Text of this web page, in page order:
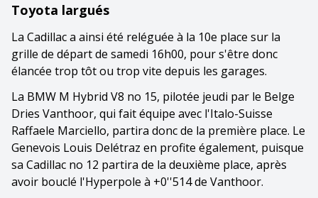
Toyota largués
La Cadillac a ainsi été reléguée à la 10e place sur la
grille de départ de samedi 16h00, pour s'être donc
élancée trop tôt ou trop vite depuis les garages.
La BMW M Hybrid V8 no 15, pilotée jeudi par le Belge
Dries Vanthoor, qui fait équipe avec l'Italo-Suisse
Raffaele Marciello, partira donc de la première place. Le
Genevois Louis Delétraz en profite également, puisque
sa Cadillac no 12 partira de la deuxième place, après
avoir bouclé l'Hyperpole à +0''514 de Vanthoor.